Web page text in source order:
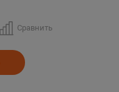
Сравнить